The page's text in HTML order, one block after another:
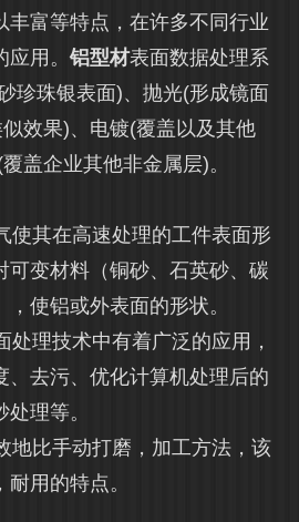
丰富等特点，在许多不同行业
应用。铝型材表面数据处理系
珍珠银表面)、抛光(形成镜面
效果)、电镀(覆盖以及其他
盖企业其他非金属层)。
其在高速处理的工件表面形
可变材料（铜砂、石英砂、碳
使铝或外表面的形状。
理技术中有着广泛的应用，
、去污、优化计算机处理后的
理等。
比手动打磨，加工方法，该
用的特点。